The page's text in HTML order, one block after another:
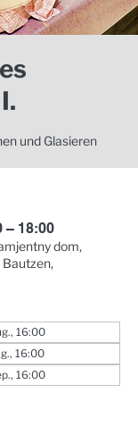
und Glasieren
– 18:00
dom,
16:00
16:00
16:00